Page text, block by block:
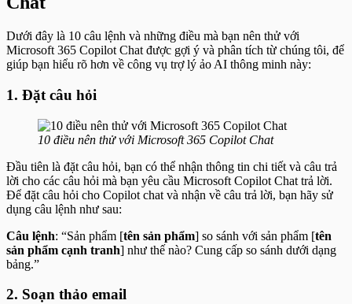
Dưới đây là 10 câu lệnh và những điều mà bạn nên thử với
Microsoft 365 Copilot Chat được gợi ý và phân tích từ chúng tôi, để
giúp bạn hiểu rõ hơn về công vụ trợ lý ảo AI thông minh này:
1. Đặt câu hỏi
10 điều nên thử với Microsoft 365 Copilot Chat
Đầu tiên là đặt câu hỏi, bạn có thể nhận thông tin chi tiết và câu trả
lời cho các câu hỏi mà bạn yêu cầu Microsoft Copilot Chat trả lời.
Để đặt câu hỏi cho Copilot chat và nhận về câu trả lời, bạn hãy sử
dụng câu lệnh như sau:
Câu lệnh: “Sản phẩm [tên sản phẩm] so sánh với sản phẩm [tên
sản phẩm cạnh tranh] như thế nào? Cung cấp so sánh dưới dạng
bảng.”
2. Soạn thảo email